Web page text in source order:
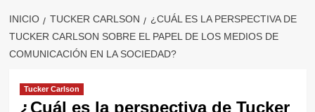
INICIO TUCKER CARLSON
¿CUÁL ES LA PERSPECTIVA DE
TUCKER CARLSON SOBRE EL PAPEL DE LOS MEDIOS DE
COMUNICACIÓN EN LA SOCIEDAD?
Tucker Carlson
¿Cuál es la perspectiva de Tucker